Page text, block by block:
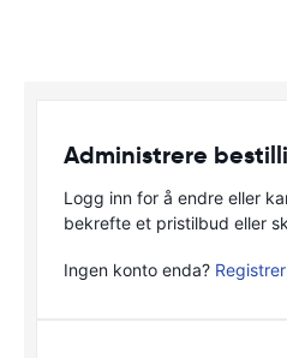
Administrere
Logg inn for å endre eller
bekrefte et pristilbud eller
Ingen konto enda?